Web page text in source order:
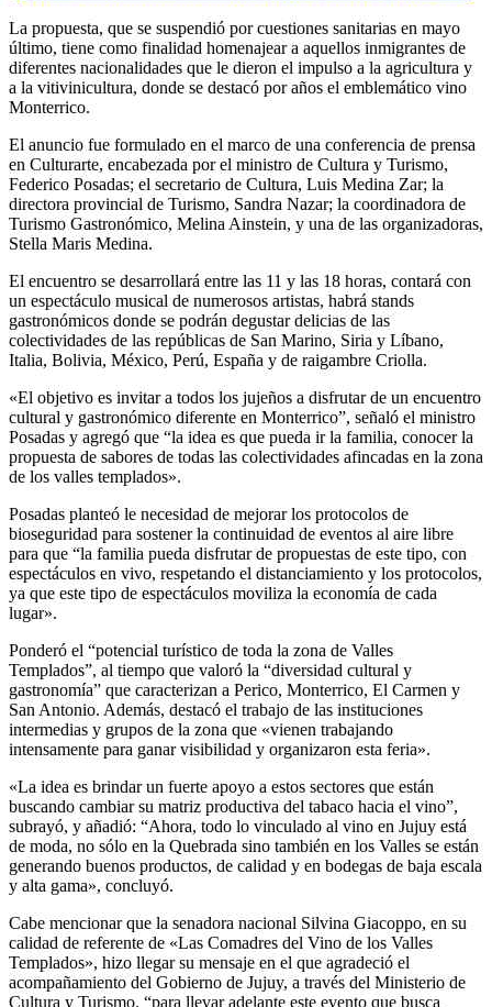
La propuesta, que se suspendió por cuestiones sanitarias en mayo
último, tiene como finalidad homenajear a aquellos inmigrantes de
diferentes nacionalidades que le dieron el impulso a la agricultura y
a la vitivinicultura, donde se destacó por años el emblemático vino
Monterrico.
El anuncio fue formulado en el marco de una conferencia de prensa
en Culturarte, encabezada por el ministro de Cultura y Turismo,
Federico Posadas; el secretario de Cultura, Luis Medina Zar; la
directora provincial de Turismo, Sandra Nazar; la coordinadora de
Turismo Gastronómico, Melina Ainstein, y una de las organizadoras,
Stella Maris Medina.
El encuentro se desarrollará entre las 11 y las 18 horas, contará con
un espectáculo musical de numerosos artistas, habrá stands
gastronómicos donde se podrán degustar delicias de las
colectividades de las repúblicas de San Marino, Siria y Líbano,
Italia, Bolivia, México, Perú, España y de raigambre Criolla.
«El objetivo es invitar a todos los jujeños a disfrutar de un encuentro
cultural y gastronómico diferente en Monterrico”, señaló el ministro
Posadas y agregó que “la idea es que pueda ir la familia, conocer la
propuesta de sabores de todas las colectividades afincadas en la zona
de los valles templados».
Posadas planteó le necesidad de mejorar los protocolos de
bioseguridad para sostener la continuidad de eventos al aire libre
para que “la familia pueda disfrutar de propuestas de este tipo, con
espectáculos en vivo, respetando el distanciamiento y los protocolos,
ya que este tipo de espectáculos moviliza la economía de cada
lugar».
Ponderó el “potencial turístico de toda la zona de Valles
Templados”, al tiempo que valoró la “diversidad cultural y
gastronomía” que caracterizan a Perico, Monterrico, El Carmen y
San Antonio. Además, destacó el trabajo de las instituciones
intermedias y grupos de la zona que «vienen trabajando
intensamente para ganar visibilidad y organizaron esta feria».
«La idea es brindar un fuerte apoyo a estos sectores que están
buscando cambiar su matriz productiva del tabaco hacia el vino”,
subrayó, y añadió: “Ahora, todo lo vinculado al vino en Jujuy está
de moda, no sólo en la Quebrada sino también en los Valles se están
generando buenos productos, de calidad y en bodegas de baja escala
y alta gama», concluyó.
Cabe mencionar que la senadora nacional Silvina Giacoppo, en su
calidad de referente de «Las Comadres del Vino de los Valles
Templados», hizo llegar su mensaje en el que agradeció el
acompañamiento del Gobierno de Jujuy, a través del Ministerio de
Cultura y Turismo, “para llevar adelante este evento que busca